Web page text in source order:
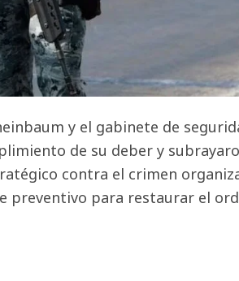
y el gabinete de
de su deber y
contra el crimen
preventivo para restaurar el